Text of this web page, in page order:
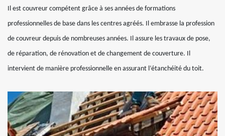
Il est couvreur compétent grâce à ses années de formations
professionnelles de base dans les centres agréés. Il embrasse la profession
de couvreur depuis de nombreuses années. Il assure les travaux de pose,
de réparation, de rénovation et de changement de couverture. Il
intervient de manière professionnelle en assurant l’étanchéité du toit.